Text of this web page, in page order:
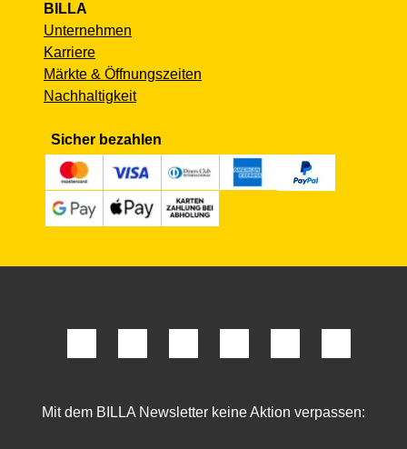
BILLA
Unternehmen
Karriere
Märkte & Öffnungszeiten
Nachhaltigkeit
Sicher bezahlen
Mit dem BILLA Newsletter keine Aktion verpassen: